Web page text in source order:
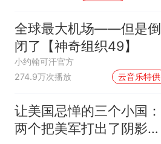
全球最大机场——但是倒
闭了【神奇组织49】
小约翰可汗官方
274.9万次播放
云音乐特供
让美国忌惮的三个小国：
两个把美军打出了阴影，